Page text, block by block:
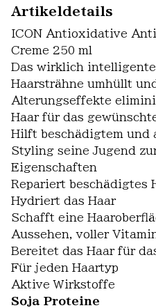
Artikeldetails
ICON Antioxidative
Creme 250 ml
Das wirklich
Haarsträhne umhüllt
Alterungseffekte
Haar für das
Hilft beschädigtem und
Styling seine Jugend
Eigenschaften
Repariert beschädigtes
Hydriert das Haar
Schafft eine
Aussehen, voller
Bereitet das Haar für
Für jeden Haartyp
Aktive Wirkstoffe
Soja Proteine